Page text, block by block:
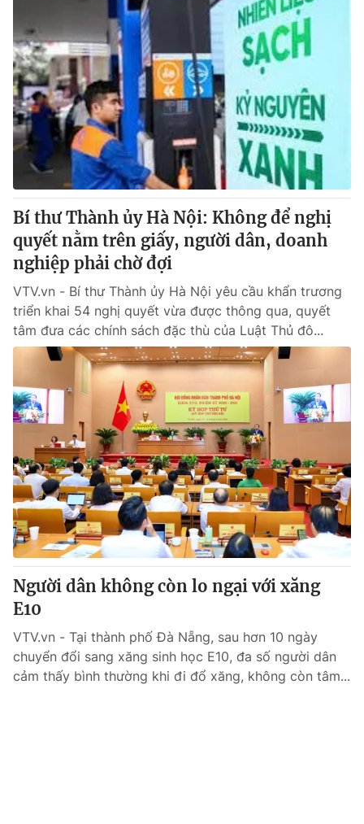
Bí thư Thành ủy Hà Nội: Không để nghị
quyết nằm trên giấy, người dân, doanh
nghiệp phải chờ đợi
VTV.vn - Bí thư Thành ủy Hà Nội yêu cầu khẩn trương
triển khai 54 nghị quyết vừa được thông qua, quyết
tâm đưa các chính sách đặc thù của Luật Thủ đô...
Người dân không còn lo ngại với xăng
E10
VTV.vn - Tại thành phố Đà Nẵng, sau hơn 10 ngày
chuyển đổi sang xăng sinh học E10, đa số người dân
cảm thấy bình thường khi đi đổ xăng, không còn tâm...